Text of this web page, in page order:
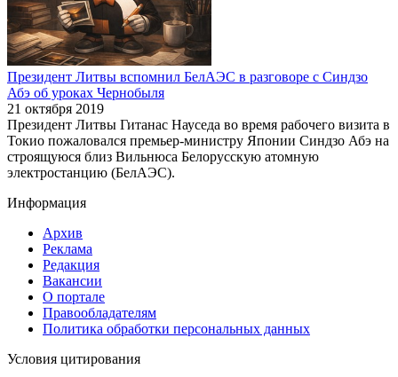
Президент Литвы вспомнил БелАЭС в разговоре с Синдзо
Абэ об уроках Чернобыля
21 октября 2019
Президент Литвы Гитанас Науседа во время рабочего визита в
Токио пожаловался премьер-министру Японии Синдзо Абэ на
строящуюся близ Вильнюса Белорусскую атомную
электростанцию (БелАЭС).
Информация
Архив
Реклама
Редакция
Вакансии
О портале
Правообладателям
Политика обработки персональных данных
Условия цитирования